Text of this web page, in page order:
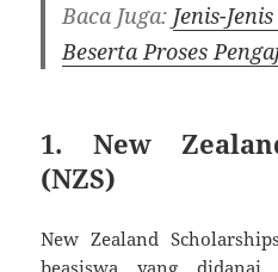
Baca Juga: Jenis-
Beserta Proses
1. New
(NZS)
New Zealand